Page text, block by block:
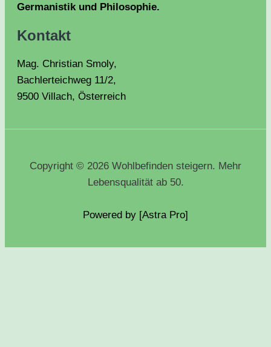
Germanistik und Philosophie.
Kontakt
Mag. Christian Smoly,
Bachlerteichweg 11/2,
9500 Villach, Österreich
Copyright © 2026 Wohlbefinden steigern. Mehr
Lebensqualität ab 50.
Powered by [Astra Pro]